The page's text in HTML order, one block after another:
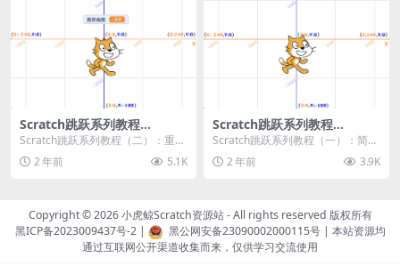
Scratch跳跃系列教程
（二）：重力跳跃
Scratch跳跃系列教程（二）：重力
跳跃 作者：小虎鲸Scratch资源站
按...2 年前 5.1K
Scratch跳跃系列教程
（一）：简单跳跃
Scratch跳跃系列教程（一）：简单
跳跃 作者：小虎鲸Scratch资源站
按...2 年前 3.9K
Copyright © 2026小虎鲸Scratch资源站- All rights reserved 版权所有
黑ICP备2023009437号-2| 黑公网安备23090002000115号| 本站资源均
通过互联网公开渠道收集而来，仅供学习交流使用